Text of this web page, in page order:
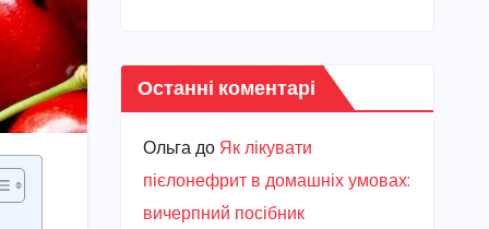
Останні коментарі
Ольгадо Як лікувати
пієлонефрит в домашніх умовах:
вичерпний посібник